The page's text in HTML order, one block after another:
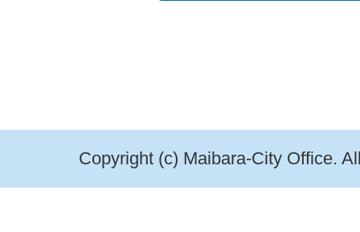
Copyright (c) Maibara-City Office.